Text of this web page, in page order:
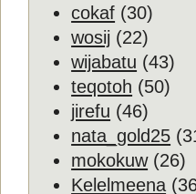
cokaf (30)
wosij (22)
wijabatu (43)
teqotoh (50)
jirefu (46)
nata_gold25
mokokuw(26)
Kelelmeena